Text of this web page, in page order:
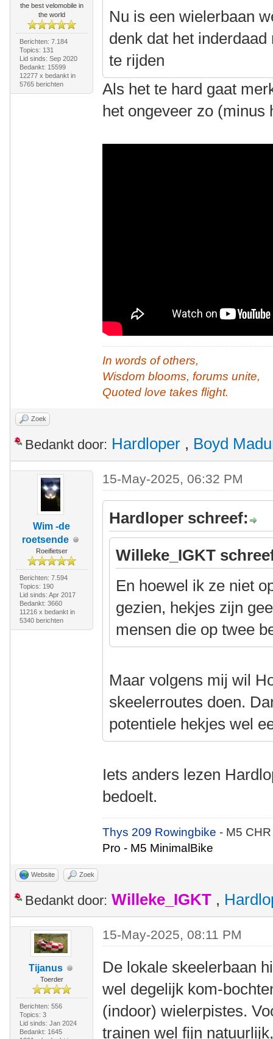
the best velomobile in
the world
Berichten: 7.184
Topics: 131
Lid sinds: Sep 2020
Bedankt: 15599
12277 x bedankt in
5765 berichten
Nu is een wielerbaan
denk dat het
te rijden
Als het te hard gaat
het ongeveer zo (minus
In words of others,
Wisdom blooms, forums unite,
Quoted love takes flight.
Zoek
Bedankt door: Hardloper , Boyd
Wim -de
roetsende
Roeifietser
Berichten: 7.594
Topics: 190
Lid sinds: Apr 2017
Bedankt: 3660
11216 x bedankt in
5340 berichten
15-May-2025, 06:32 PM
Hardloper schreef:
Willeke_IGKT
En hoewel ik ze niet
gezien, hekjes zijn
mensen die op twee
Maar volgens mij wil
skeelerroutes doen.
potentiele hekjes wel
Iets anders lezen
bedoelt.
Thys 209 Rowingbike- M5
Pro - M5 MinimalBike
Website Zoek
Bedankt door: Willeke_IGKT ,
Tijanus
Toerder
Berichten: 556
Topics: 3
Lid sinds: Jan 2024
Bedankt: 1645
15-May-2025, 08:11 PM
De lokale skeelerbaan
wel degelijk kom-
(indoor) wielerpistes.
trainen wel fijn